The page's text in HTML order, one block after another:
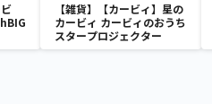
【雑貨】【カービィ】星の
カービィ カービィのおうち
スタープロジェクター